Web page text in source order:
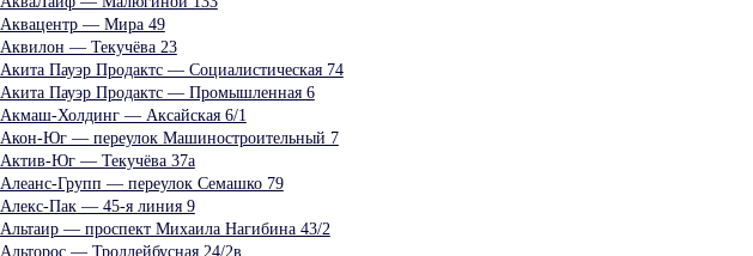
Аквацентр — Мира 49
Аквилон — Текучёва 23
Акита Пауэр Продактс — Социалистическая 74
Акита Пауэр Продактс — Промышленная 6
Акмаш-Холдинг — Аксайская 6/1
Акон-Юг — переулок Машиностроительный 7
Актив-Юг — Текучёва 37а
Алеанс-Групп — переулок Семашко 79
Алекс-Пак — 45-я линия 9
Альтаир — проспект Михаила Нагибина 43/2
Альторос — Троллейбусная 24/2в